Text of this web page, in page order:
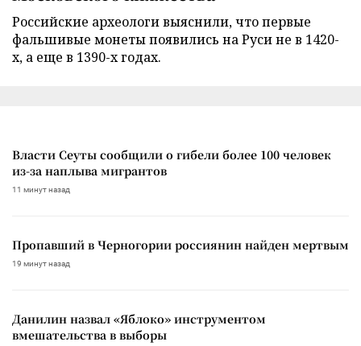
Российские археологи выяснили, что первые
фальшивые монеты появились на Руси не в 1420-
х, а еще в 1390-х годах.
Власти Сеуты сообщили о гибели более 100 человек
из-за наплыва мигрантов
11 минут назад
Пропавший в Черногории россиянин найден мертвым
19 минут назад
Данилин назвал «Яблоко» инструментом
вмешательства в выборы